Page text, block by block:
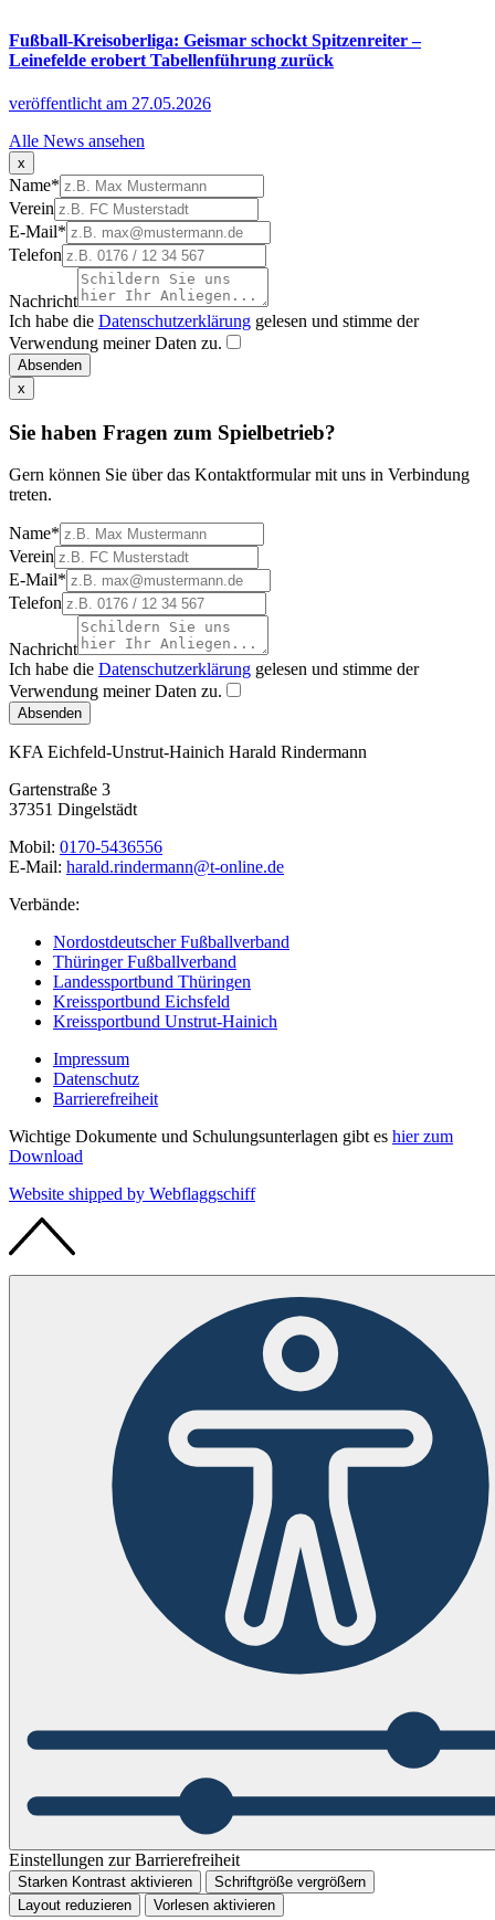
Fußball-Kreisoberliga: Geismar schockt Spitzenreiter –
Leinefelde erobert Tabellenführung zurück
veröffentlicht am 27.05.2026
Alle News ansehen
x
Name*
Verein
E-Mail*
Telefon
Nachricht
Ich habe die Datenschutzerklärung gelesen und stimme der
Verwendung meiner Daten zu.
Absenden
x
Sie haben Fragen zum Spielbetrieb?
Gern können Sie über das Kontaktformular mit uns in Verbindung
treten.
Name*
Verein
E-Mail*
Telefon
Nachricht
Ich habe die Datenschutzerklärung gelesen und stimme der
Verwendung meiner Daten zu.
Absenden
KFA Eichfeld-Unstrut-Hainich Harald Rindermann
Gartenstraße 3
37351 Dingelstädt
Mobil: 0170-5436556
E-Mail: harald.rindermann@t-online.de
Verbände:
Nordostdeutscher Fußballverband
Thüringer Fußballverband
Landessportbund Thüringen
Kreissportbund Eichsfeld
Kreissportbund Unstrut-Hainich
Impressum
Datenschutz
Barrierefreiheit
Wichtige Dokumente und Schulungsunterlagen gibt es hier zum
Download
Website shipped by Webflaggschiff
Einstellungen zur Barrierefreiheit
Starken Kontrast aktivieren
Schriftgröße vergrößern
Layout reduzieren
Vorlesen aktivieren